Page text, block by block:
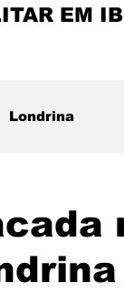
EM
Londrina